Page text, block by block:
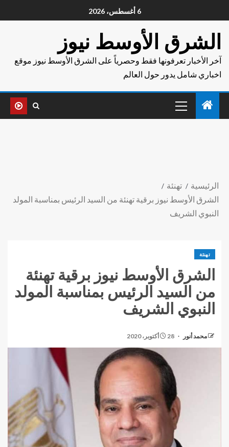
6 أغسطس، 2026
الشرق الأوسط نيوز
آخر الأخبار تعرفونها فقط وحصرياً على الشرق الأوسط نيوز موقع
اخباري شامل يدور حول العالم
الرئيسية
تهنئة
الشرق الأوسط نيوز برقية تهنئة من السيد الرئيس بمناسبة المولد
النبوي الشريف
تهنئة
الشرق الأوسط نيوز برقية تهنئة
من السيد الرئيس بمناسبة المولد
النبوي الشريف
محمد أنور 28 أكتوبر، 2020